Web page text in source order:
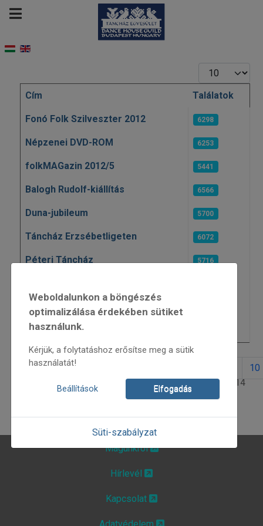
Tételek #
Cikkek
Cím Találatok
Fonó Folk Szilveszter 2012 6298
Népzenei DVD-ROM 6253
folkMAGazin 2012/5 5441
Balogh Rudolf-kiállítás 6566
Duna-jubileum 5700
Táncház Erzsébetligeten 6072
Péteri Táncház 5716
Bocskai-jubileum
„...hogy hasznára lehessek..."
2. oldal / 14
1 10
Weboldalunkon a böngészés
optimalizálása érdekében sütiket
használunk.
Kérjük, a folytatáshoz erősítse meg a sütik
használatát!
Beállítások Elfogadás
Süti-szabályzat
Magunkról
Hírlevél
Kapcsolat